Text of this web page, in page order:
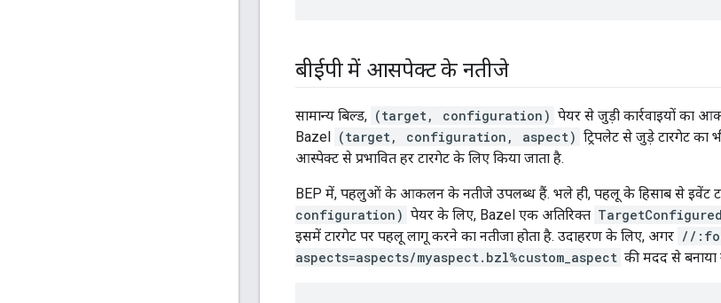
बीईपी में आसपेक्ट के नतीजे
सामान्य बिल्ड, (target, configuration) पेयर से जुड़ी कार्रवाइयों का
Bazel (target, configuration, aspect) ट्रिपलेट से जुड़े टारगेट
आस्पेक्ट से प्रभावित हर टारगेट के लिए किया जाता है.
BEP में, पहलुओं के आकलन के नतीजे उपलब्ध हैं. भले ही, पहलू के हिसाब से इवेंट
configuration) पेयर के लिए, Bazel एक अतिरिक्त TargetConfigured
इसमें टारगेट पर पहलू लागू करने का नतीजा होता है. उदाहरण के लिए, अगर //
aspects=aspects/myaspect.bzl%custom_aspect की मदद से बनाया